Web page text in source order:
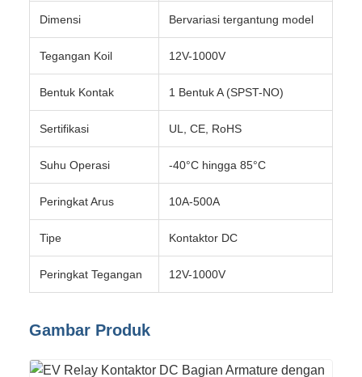
Dimensi Bervariasi tergantung model
Tegangan Koil 12V-1000V
Bentuk Kontak 1 Bentuk A (SPST-NO)
Sertifikasi UL, CE, RoHS
Suhu Operasi -40°C hingga 85°C
Peringkat Arus 10A-500A
Tipe Kontaktor DC
Peringkat Tegangan 12V-1000V
Gambar Produk